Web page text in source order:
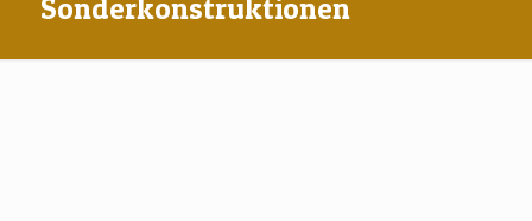
Sonderkonstruktionen